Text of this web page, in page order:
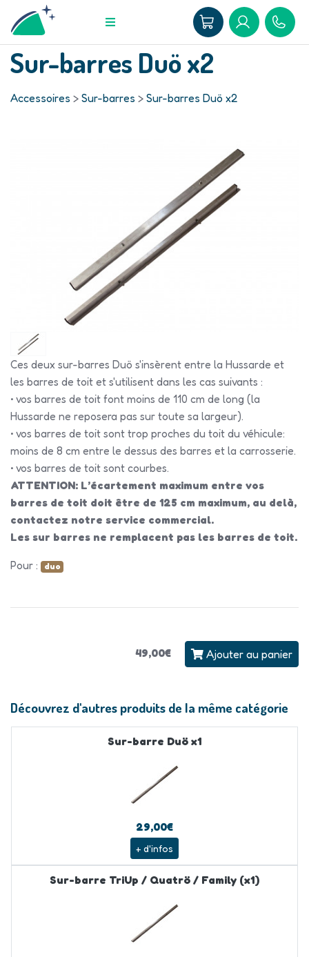
Sur-barres Duö x2
Accessoires > Sur-barres > Sur-barres Duö x2
Ces deux sur-barres Duö s'insèrent entre la Hussarde et
les barres de toit et s'utilisent dans les cas suivants :
• vos barres de toit font moins de 110 cm de long (la
Hussarde ne reposera pas sur toute sa largeur).
• vos barres de toit sont trop proches du toit du véhicule:
moins de 8 cm entre le dessus des barres et la carrosserie.
• vos barres de toit sont courbes.
ATTENTION: L’écartement maximum entre vos
barres de toit doit être de 125 cm maximum, au delà,
contactez notre service commercial.
Les sur barres ne remplacent pas les barres de toit.
Pour : duo
49,00€ Ajouter au panier
Découvrez d'autres produits de la même catégorie
Sur-barre Duö x1
29,00€
+ d'infos
Sur-barre TriUp / Quatrö / Family (x1)